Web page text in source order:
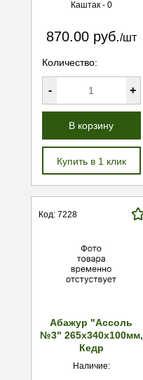
Каштак - 0
870.00 руб./шт
Количество:
- +
В корзину
Купить в 1 клик
Код: 7228
Абажур "Ассоль
№3" 265х340х100мм,
Кедр
Наличие: